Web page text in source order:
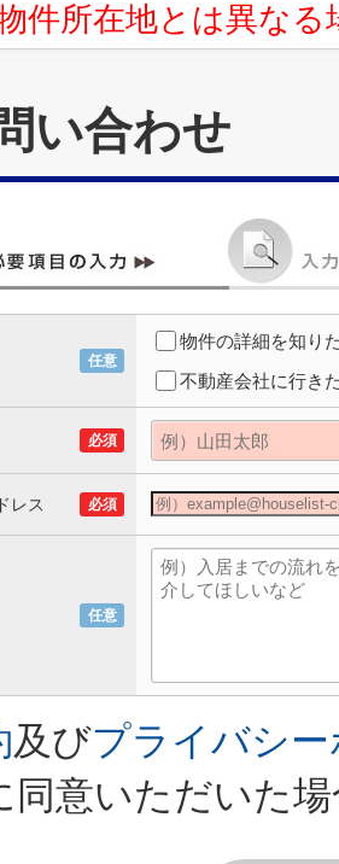
件所在地とは異な
い合わせ
任意
物件の詳細を知り
不動産会社に行き
必須
レス 必須
任意
及びプライバシ
同意いただいた